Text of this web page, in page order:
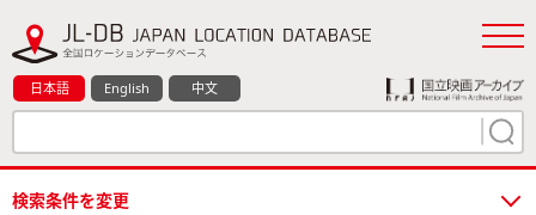
日本語 English 中文
検索条件を変更